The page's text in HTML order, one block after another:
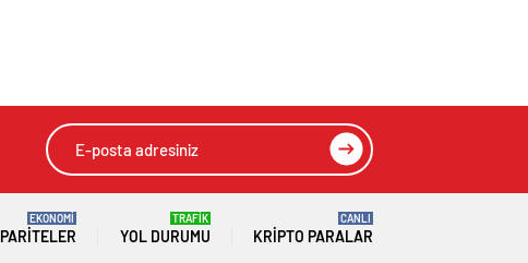
PARITELER
EKONOMİ
YOL DURUMU
TRAFİK
KRIPTO PARALAR
CANLI